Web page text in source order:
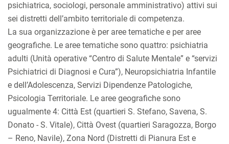
psichiatrica, sociologi, personale amministrativo) attivi sui
sei distretti dell’ambito territoriale di competenza.
La sua organizzazione è per aree tematiche e per aree
geografiche. Le aree tematiche sono quattro: psichiatria
adulti (Unità operative “Centro di Salute Mentale” e “servizi
Psichiatrici di Diagnosi e Cura”), Neuropsichiatria Infantile
e dell’Adolescenza, Servizi Dipendenze Patologiche,
Psicologia Territoriale. Le aree geografiche sono
ugualmente 4: Città Est (quartieri S. Stefano, Savena, S.
Donato - S. Vitale), Città Ovest (quartieri Saragozza, Borgo
– Reno, Navile), Zona Nord (Distretti di Pianura Est e